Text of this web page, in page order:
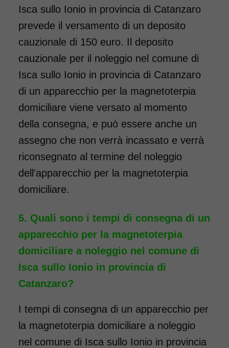
Isca sullo Ionio in provincia di Catanzaro
prevede il versamento di un deposito
cauzionale di 150 euro. Il deposito
cauzionale per il noleggio nel comune di
Isca sullo Ionio in provincia di Catanzaro
di un apparecchio per la magnetoterpia
domiciliare viene versato al momento
della consegna, e può essere anche un
assegno che non verrà incassato e verrà
riconsegnato al termine del noleggio
dell'apparecchio per la magnetoterpia
domiciliare.
Quali sono i tempi di consegna di un
apparecchio per la magnetoterpia
domiciliare a noleggio nel comune di
Isca sullo Ionio in provincia di
Catanzaro?
I tempi di consegna di un apparecchio per
la magnetoterpia domiciliare a noleggio
nel comune di Isca sullo Ionio in provincia